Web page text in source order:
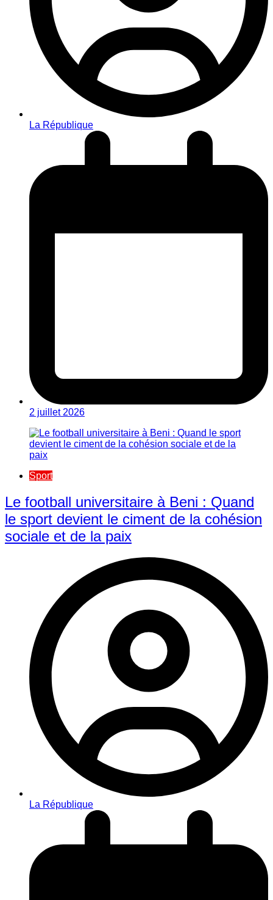
La République
2 juillet 2026
Sport
Le football universitaire à Beni : Quand
le sport devient le ciment de la cohésion
sociale et de la paix
La République